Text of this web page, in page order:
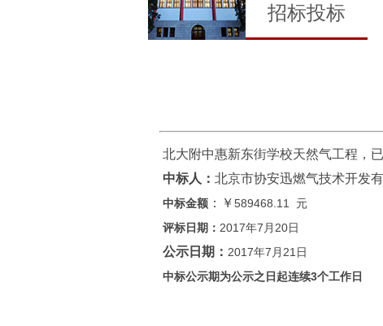
招标投标
北大附中惠新东街学校天然气工程，
中标人： 北京市协安迅燃气技术开发
中标金额 ：￥589468.11 元
评标日期： 2017年7月20日
公示日期： 2017年7月21日
中标公示期为公示之日起连续3个工作日